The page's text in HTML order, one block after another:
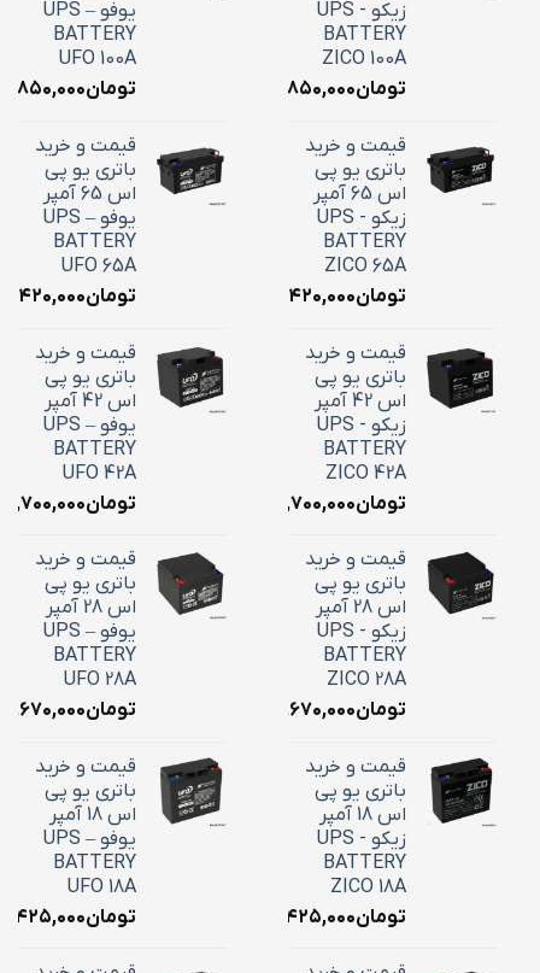
زیکو - UPS
BATTERY
ZICO 100A
تومان۳۶,۸۵۰,۰۰۰
قیمت و خرید
باتری یو پی
اس 65 آمپر
زیکو - UPS
BATTERY
ZICO 65A
تومان۲۴,۴۲۰,۰۰۰
قیمت و خرید
باتری یو پی
اس 42 آمپر
زیکو - UPS
BATTERY
ZICO 42A
تومان۱۸,۷۰۰,۰۰۰
قیمت و خرید
باتری یو پی
اس 28 آمپر
زیکو - UPS
BATTERY
ZICO 28A
تومان۱۰,۶۷۰,۰۰۰
قیمت و خرید
باتری یو پی
اس 18 آمپر
زیکو - UPS
BATTERY
ZICO 18A
تومان۷,۴۲۵,۰۰۰
یوفو – UPS
BATTERY
UFO 100A
تومان
قیمت و خرید
باتری یو پی
اس 65 آمپر
یوفو – UPS
BATTERY
UFO 65A
تومان
قیمت و خرید
باتری یو پی
اس 42 آمپر
یوفو – UPS
BATTERY
UFO 42A
تومان
قیمت و خرید
باتری یو پی
اس 28 آمپر
یوفو – UPS
BATTERY
UFO 28A
تومان۱۰,۶۷۰,۰۰۰
قیمت و خرید
باتری یو پی
اس 18 آمپر
یوفو – UPS
BATTERY
UFO 18A
تومان